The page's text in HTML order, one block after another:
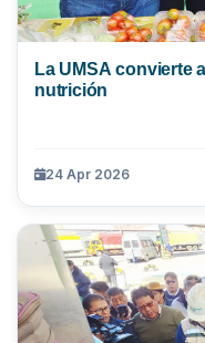
La UMSA convierte
nutrición
24 Apr 2026